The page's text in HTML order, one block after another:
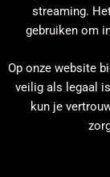
streaming.
gebruiken om
Op onze website
veilig als legaal
kun je